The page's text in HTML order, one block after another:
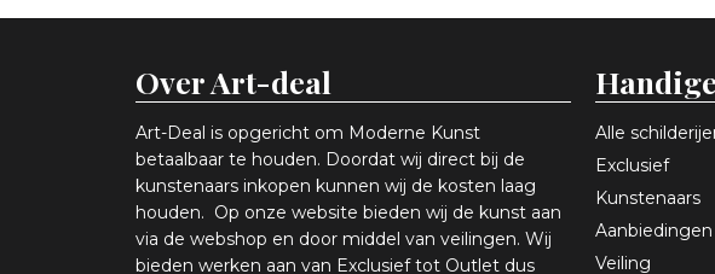
Over Art-deal
Art-Deal is opgericht om Moderne Kunst
betaalbaar te houden. Doordat wij direct bij de
kunstenaars inkopen kunnen wij de kosten laag
houden. Op onze website bieden wij de kunst aan
via de webshop en door middel van veilingen. Wij
bieden werken aan van Exclusief tot Outlet dus
Alle
Exclusief
Kunstenaars
Aanbiedingen
Veiling